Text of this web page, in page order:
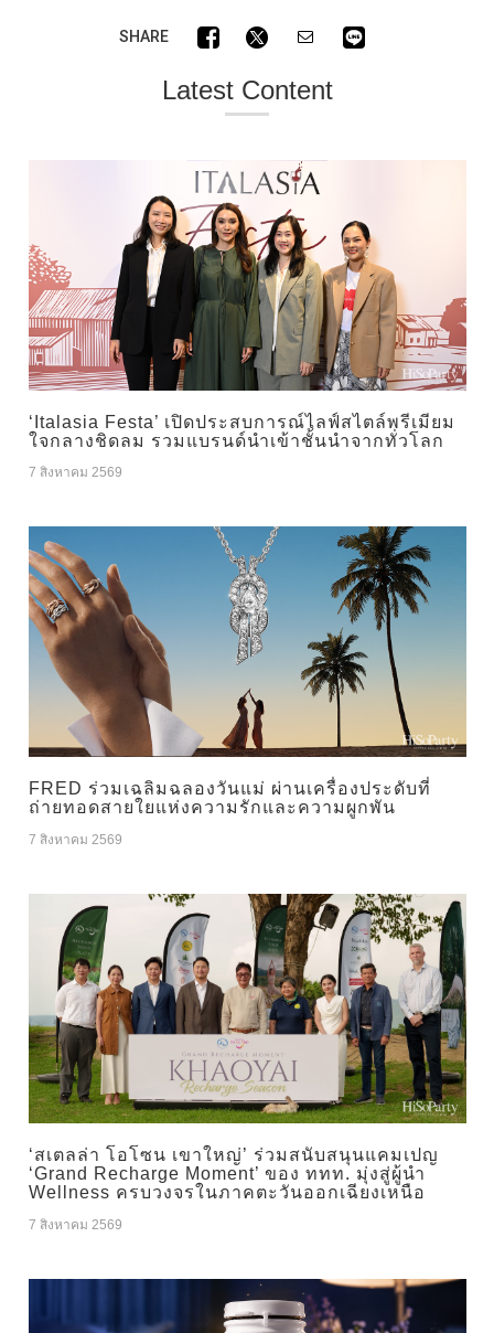
SHARE
Latest Content
‘Italasia Festa’ เปิดประสบการณ์ไลฟ์สไตล์พรีเมียม
ใจกลางชิดลม รวมแบรนด์นำเข้าชั้นนำจากทั่วโลก
7 สิงหาคม 2569
FRED ร่วมเฉลิมฉลองวันแม่ ผ่านเครื่องประดับที่
ถ่ายทอดสายใยแห่งความรักและความผูกพัน
7 สิงหาคม 2569
‘สเตลล่า โอโซน เขาใหญ่’ ร่วมสนับสนุนแคมเปญ
‘Grand Recharge Moment’ ของ ททท. มุ่งสู่ผู้นำ
Wellness ครบวงจรในภาคตะวันออกเฉียงเหนือ
7 สิงหาคม 2569